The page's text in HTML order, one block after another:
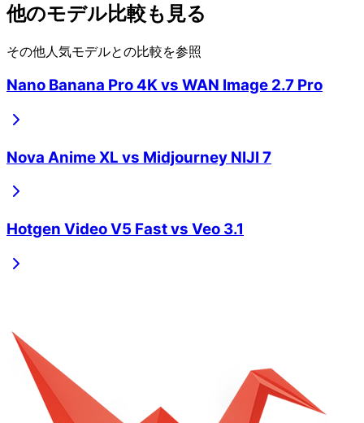
他のモデル比較も見る
その他人気モデルとの比較を参照
Nano Banana Pro 4Kvs WAN Image 2.7 Pro
Nova Anime XL vs Midjourney NIJI 7
Hotgen Video V5 Fastvs Veo 3.1